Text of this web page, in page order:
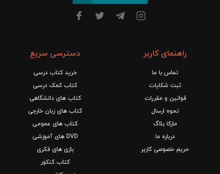
راهنمای کاربر
تماس با ما
ثبت شکایات
قوانین و مقررات
نحوه ارسال
مارکا بلاگ
درباره ما
حریم خصوصی کاربر
دسترسی سریع
خرید کتاب درسی
کتاب کمک درسی
کتاب های دانشگاهی
کتاب های زبان خارجی
کتاب های عمومی
DVD های آموزشی
بازی های فکری
کتاب کنکور